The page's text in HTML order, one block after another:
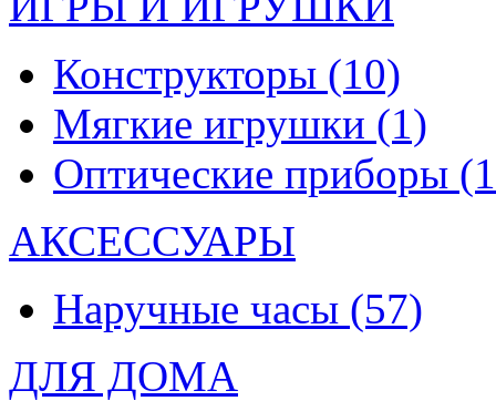
Конструкторы (10)
Мягкие игрушки (1)
Оптические приборы
АКСЕССУАРЫ
Наручные часы (57)
ДЛЯ ДОМА